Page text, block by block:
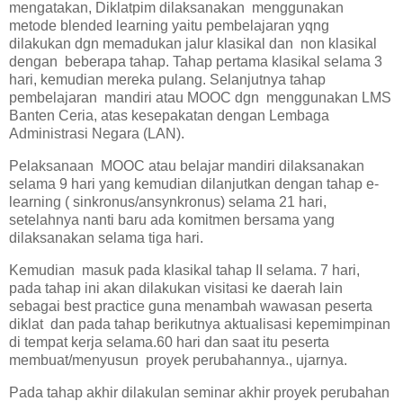
mengatakan, Diklatpim dilaksanakan menggunakan
metode blended learning yaitu pembelajaran yqng
dilakukan dgn memadukan jalur klasikal dan non klasikal
dengan beberapa tahap. Tahap pertama klasikal selama 3
hari, kemudian mereka pulang. Selanjutnya tahap
pembelajaran mandiri atau MOOC dgn menggunakan LMS
Banten Ceria, atas kesepakatan dengan Lembaga
Administrasi Negara (LAN).
Pelaksanaan MOOC atau belajar mandiri dilaksanakan
selama 9 hari yang kemudian dilanjutkan dengan tahap e-
learning ( sinkronus/ansynkronus) selama 21 hari,
setelahnya nanti baru ada komitmen bersama yang
dilaksanakan selama tiga hari.
Kemudian masuk pada klasikal tahap II selama. 7 hari,
pada tahap ini akan dilakukan visitasi ke daerah lain
sebagai best practice guna menambah wawasan peserta
diklat dan pada tahap berikutnya aktualisasi kepemimpinan
di tempat kerja selama.60 hari dan saat itu peserta
membuat/menyusun proyek perubahannya., ujarnya.
Pada tahap akhir dilakulan seminar akhir proyek perubahan